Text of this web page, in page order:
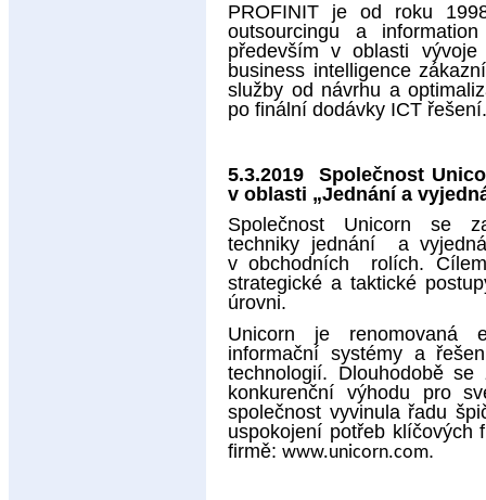
PROFINIT je od roku
outsourcingu a
především v oblasti
business intelligence
služby od návrhu a
po finální dodávky ICT
5.3.2019 Společnost
v oblasti „Jednání a
Společnost Unicorn se
techniky jednání a
v obchodních rolích.
strategické a taktické
úrovni.
Unicorn je renomovaná
informační systémy a
technologií. Dlouhodobě
konkurenční výhodu pro
společnost vyvinula řadu
uspokojení potřeb klíčových
firmě: www.unicorn.com.